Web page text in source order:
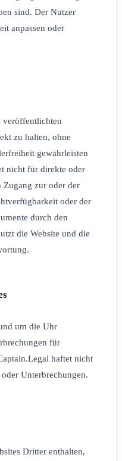
sind. Der Nutzer
anpassen oder
veröffentlichten
zu halten, ohne
gewährleisten
nicht für direkte oder
Zugang zur oder der
oder der
durch den
die Website und die
um die Uhr
für
haftet nicht
Unterbrechungen.
Dritter enthalten,